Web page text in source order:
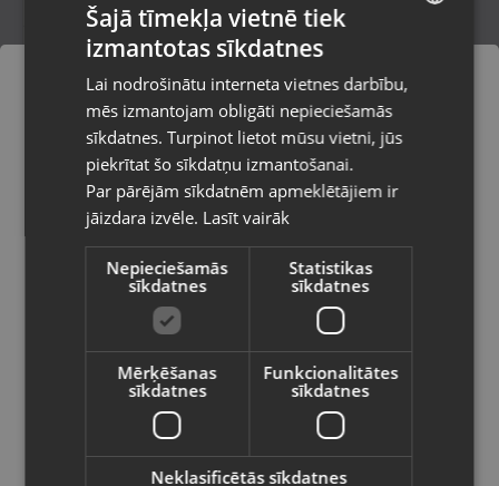
Microsoft XBox X Series (Witcher Wild
Hunt)
Rīga, Brīvības gatve 432
Stāvoklis Lietots (Garantija 6 mēneši)
14.00€
Xbox One Cyberpunk 2077
Pasūtījumi tiks piegādāti uz
izvēlēto valsti
Vietnes saturs būs attēlots izvēlētajā
valodā
Valsts
Latviešu / Latvian
RUSSIAN
Šajā tīmekļa vietnē tiek
izmantotas sīkdatnes
Lai nodrošinātu interneta vietnes darbību,
mēs izmantojam obligāti nepieciešamās
sīkdatnes. Turpinot lietot mūsu vietni, jūs
piekrītat šo sīkdatņu izmantošanai.
Par pārējām sīkdatnēm apmeklētājiem ir
jāizdara izvēle. Lasīt vairāk
Nepieciešamās
sīkdatnes
Statistikas
sīkdatnes
Mērķēšanas
sīkdatnes
Funkcionalitātes
sīkdatnes
Neklasificētās sīkdatnes